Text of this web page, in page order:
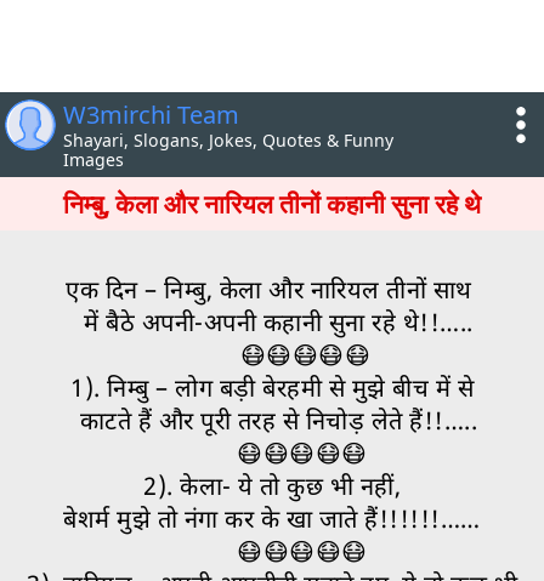
W3mirchi Team
Shayari, Slogans, Jokes, Quotes & Funny
Images
निम्बु, केला और नारियल तीनों कहानी सुना रहे थे
एक दिन – निम्बु, केला और नारियल तीनों साथ
में बैठे अपनी-अपनी कहानी सुना रहे थे!!…..
😷😷😷😷😷
1). निम्बु – लोग बड़ी बेरहमी से मुझे बीच में से
काटते हैं और पूरी तरह से निचोड़ लेते हैं!!…..
😷😷😷😷😷
2). केला- ये तो कुछ भी नहीं,
बेशर्म मुझे तो नंगा कर के खा जाते हैं!!!!!!……
😷😷😷😷😷